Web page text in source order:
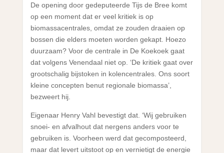
De opening door gedeputeerde Tijs de Bree komt
op een moment dat er veel kritiek is op
biomassacentrales, omdat ze zouden draaien op
bossen die elders moeten worden gekapt. Hoezo
duurzaam? Voor de centrale in De Koekoek gaat
dat volgens Venendaal niet op. ‘De kritiek gaat over
grootschalig bijstoken in kolencentrales. Ons soort
kleine concepten benut regionale biomassa’,
bezweert hij.
Eigenaar Henry Vahl bevestigt dat. ‘Wij gebruiken
snoei- en afvalhout dat nergens anders voor te
gebruiken is. Voorheen werd dat gecomposteerd,
maar dat levert uitstoot op en vernietigt de energie